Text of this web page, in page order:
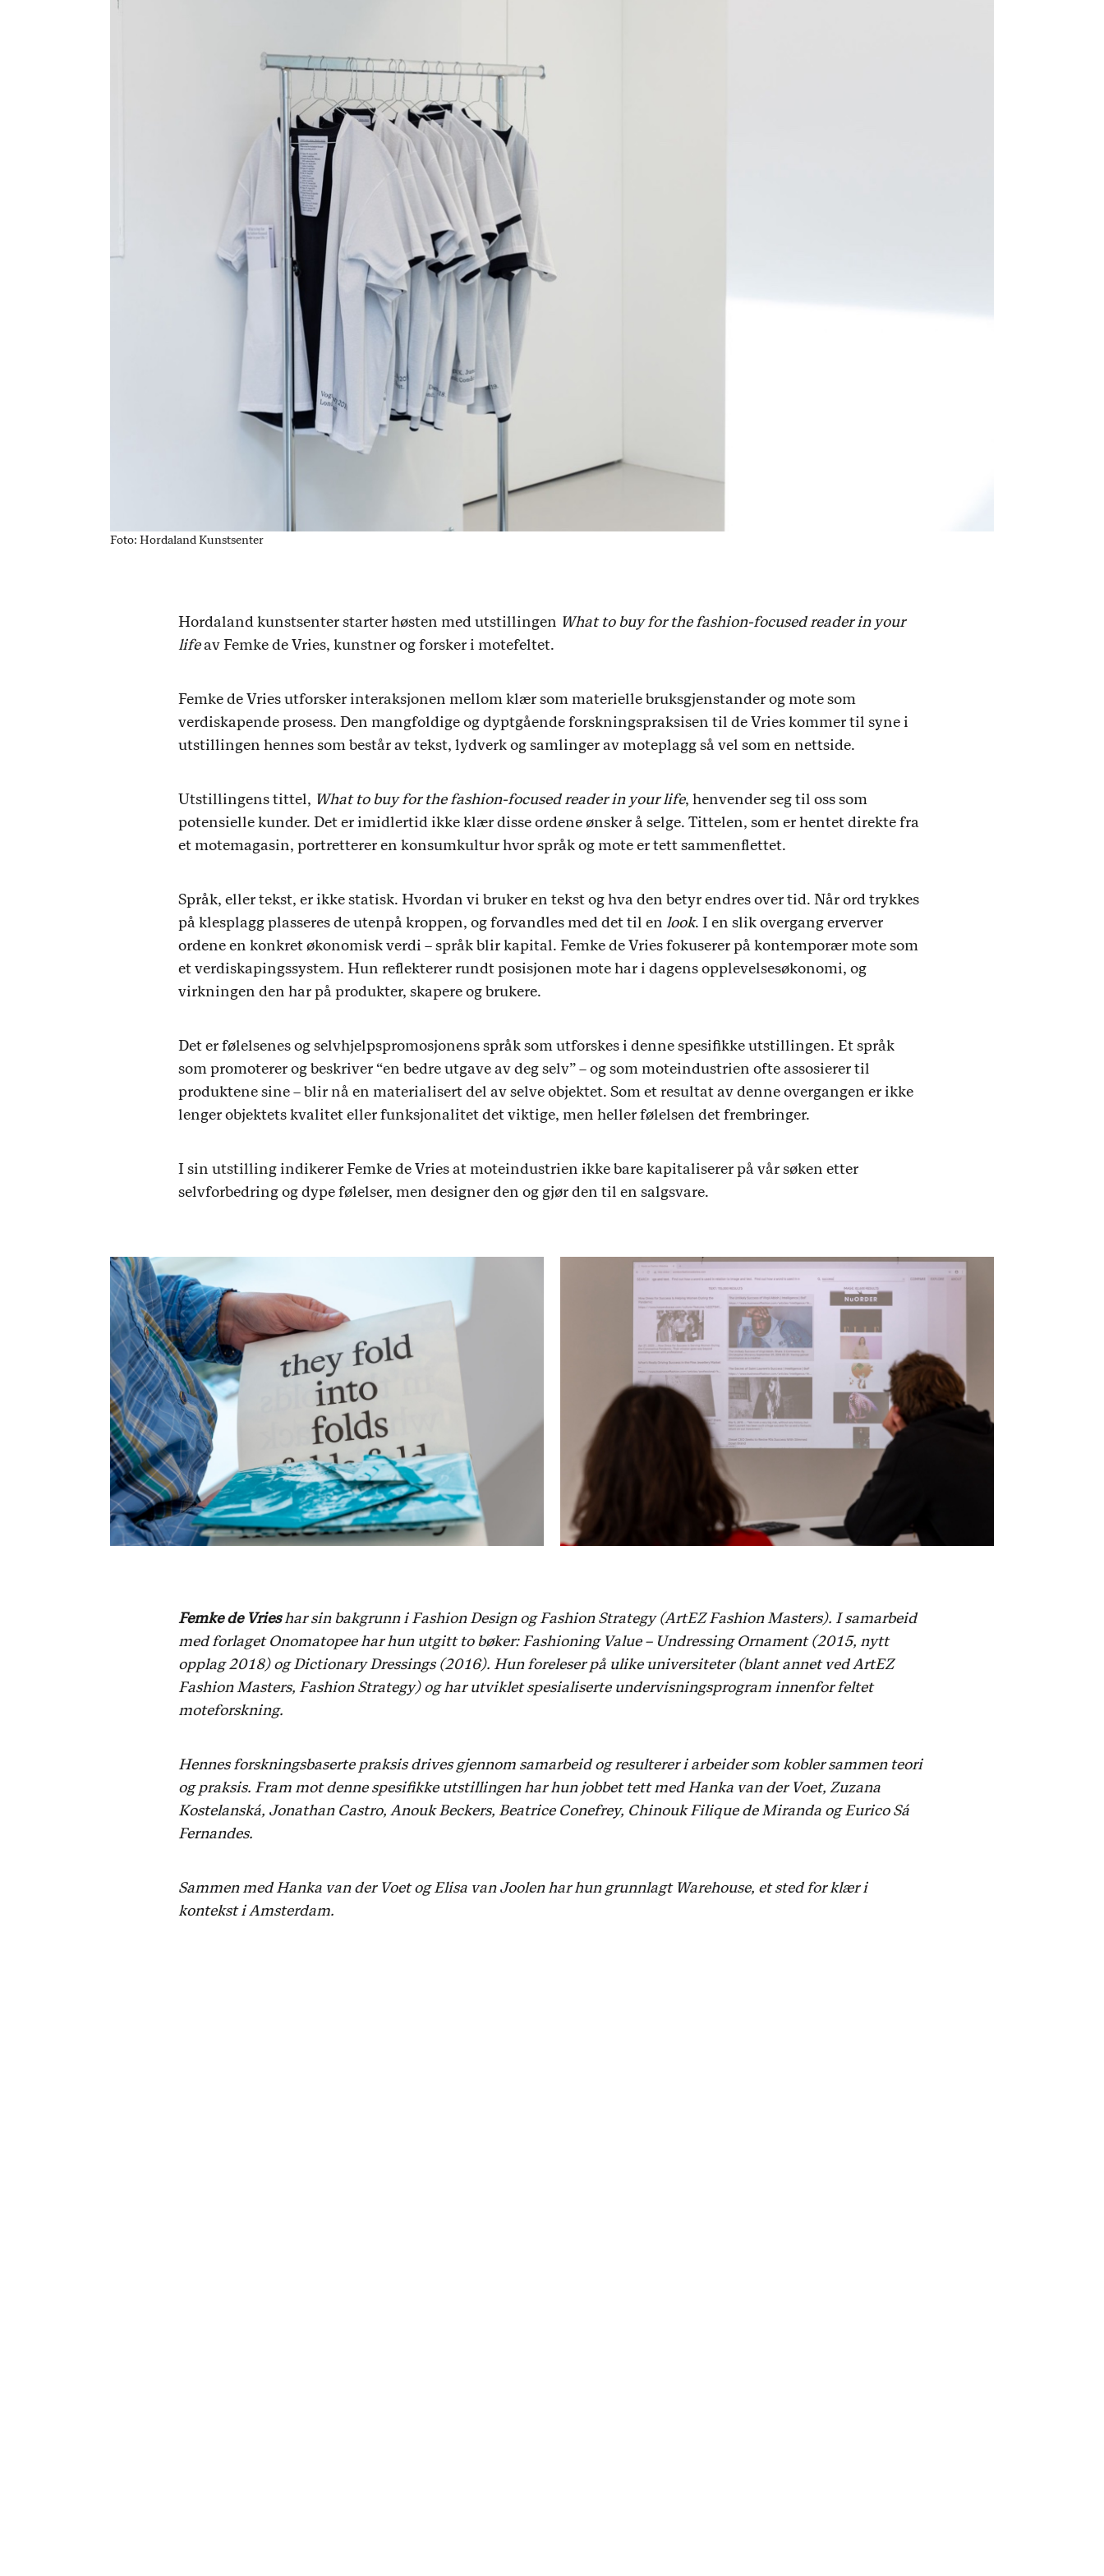
Foto: Hordaland Kunstsenter
Hordaland kunstsenter starter høsten med utstillingen What to buy for the fashion-focused reader in your
lifeav Femke de Vries, kunstner og forsker i motefeltet.
Femke de Vries utforsker interaksjonen mellom klær som materielle bruksgjenstander og mote som
verdiskapende prosess. Den mangfoldige og dyptgående forskningspraksisen til de Vries kommer til syne i
utstillingen hennes som består av tekst, lydverk og samlinger av moteplagg så vel som en nettside.
Utstillingens tittel, What to buy for the fashion-focused reader in your life, henvender seg til oss som
potensielle kunder. Det er imidlertid ikke klær disse ordene ønsker å selge. Tittelen, som er hentet direkte fra
et motemagasin, portretterer en konsumkultur hvor språk og mote er tett sammenflettet.
Språk, eller tekst, er ikke statisk. Hvordan vi bruker en tekst og hva den betyr endres over tid. Når ord trykkes
på klesplagg plasseres de utenpå kroppen, og forvandles med det til en look. I en slik overgang erverver
ordene en konkret økonomisk verdi – språk blir kapital. Femke de Vries fokuserer på kontemporær mote som
et verdiskapingssystem. Hun reflekterer rundt posisjonen mote har i dagens opplevelsesøkonomi, og
virkningen den har på produkter, skapere og brukere.
Det er følelsenes og selvhjelpspromosjonens språk som utforskes i denne spesifikke utstillingen. Et språk
som promoterer og beskriver “en bedre utgave av deg selv” – og som moteindustrien ofte assosierer til
produktene sine – blir nå en materialisert del av selve objektet. Som et resultat av denne overgangen er ikke
lenger objektets kvalitet eller funksjonalitet det viktige, men heller følelsen det frembringer.
I sin utstilling indikerer Femke de Vries at moteindustrien ikke bare kapitaliserer på vår søken etter
selvforbedring og dype følelser, men designer den og gjør den til en salgsvare.
Femke de Vrieshar sin bakgrunn i Fashion Design og Fashion Strategy (ArtEZ Fashion Masters). I samarbeid
med forlaget Onomatopee har hun utgitt to bøker: Fashioning Value – Undressing Ornament (2015, nytt
opplag 2018) og Dictionary Dressings (2016). Hun foreleser på ulike universiteter (blant annet ved ArtEZ
Fashion Masters, Fashion Strategy) og har utviklet spesialiserte undervisningsprogram innenfor feltet
moteforskning.
Hennes forskningsbaserte praksis drives gjennom samarbeid og resulterer i arbeider som kobler sammen teori
og praksis. Fram mot denne spesifikke utstillingen har hun jobbet tett med Hanka van der Voet, Zuzana
Kostelanská, Jonathan Castro, Anouk Beckers, Beatrice Conefrey, Chinouk Filique de Miranda og Eurico Sá
Fernandes.
Sammen med Hanka van der Voet og Elisa van Joolen har hun grunnlagt Warehouse, et sted for klær i
kontekst i Amsterdam.